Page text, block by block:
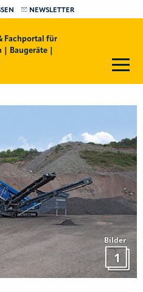
NEWSLETTER
Fachportal für
| Baugeräte |
Bilder
1